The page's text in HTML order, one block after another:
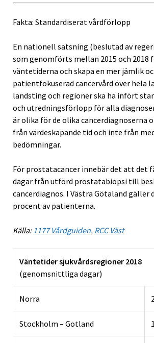
Fakta: Standardiserat vårdförlopp
En nationell satsning (beslutad av
som genomförts mellan 2015 och
väntetiderna och skapa en mer jämlik
patientfokuserad cancervård över hela
landsting och regioner ska ha infört
och utredningsförlopp för alla
är olika för de olika cancerdiagnoserna
från värdeskapande tid och inte från
bedömningar.
För prostatacancer innebär det att det
dagar från utförd prostatabiopsi till
cancerdiagnos. I Västra Götaland
procent av patienterna.
Källa:1177 Vårdguiden, RCC Väst
Väntetider sjukvårdsregioner 2018
(genomsnittliga dagar)
Norra
Stockholm – Gotland